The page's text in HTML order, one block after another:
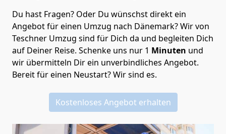
Du hast Fragen? Oder Du wünschst direkt ein
Angebot für einen Umzug nach Dänemark? Wir von
Teschner Umzug sind für Dich da und begleiten Dich
auf Deiner Reise. Schenke uns nur 1 Minuten und
wir übermitteln Dir ein unverbindliches Angebot.
Bereit für einen Neustart? Wir sind es.
Kostenloses Angebot erhalten